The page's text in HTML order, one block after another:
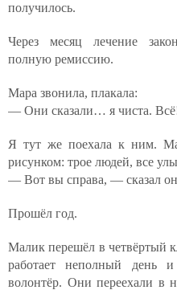
получилось.
Через месяц лечение
полную ремиссию.
Мара звонила, плакала:
— Они сказали… я чиста.
Я тут же поехала к ним.
рисунком: трое людей, все
— Вот вы справа, — сказал
Прошёл год.
Малик перешёл в четвёртый
работает неполный день
волонтёр. Они переехали в